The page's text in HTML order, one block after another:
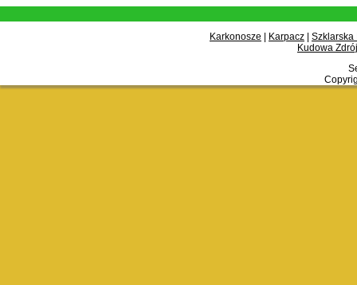
Karkonosze Karpacz
Szklarska
Kudowa